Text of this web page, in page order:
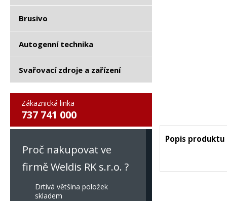
Brusivo
Autogenní technika
Svařovací zdroje a zařízení
Zákaznická linka
737 741 000
Proč nakupovat ve
firmě Weldis RK s.r.o. ?
Drtivá většina položek
skladem
Popis produktu